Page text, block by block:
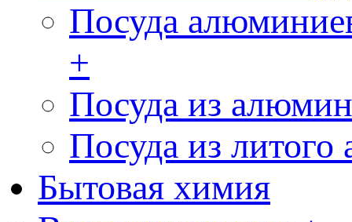
Посуда
+
Посуда из
Посуда из
Бытовая химия